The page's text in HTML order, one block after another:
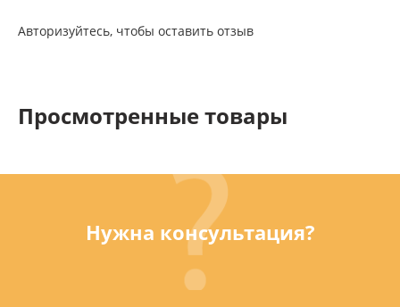
Авторизуйтесь, чтобы оставить отзыв
Просмотренные товары
Нужна консультация?